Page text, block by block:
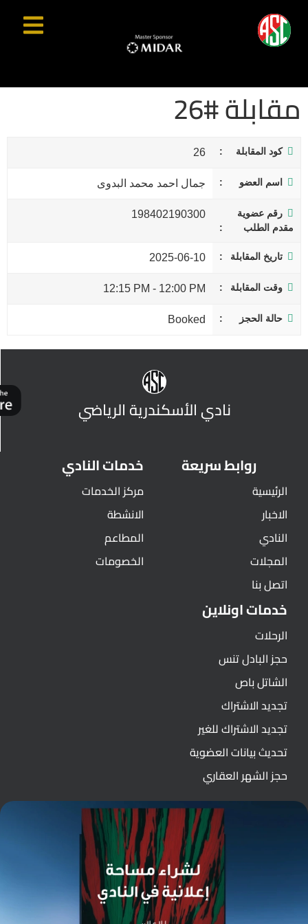
مقابلة #26
كود المقابلة 26
اسم العضو جمال احمد محمد البدوى
رقم عضوية
مقدم الطلب
198402190300
تاريخ المقابلة 2025-06-10
وقت المقابلة 12:00 PM
-
12:15 PM
حالة الحجز Booked
نادي الأسكندرية الرياضي
روابط سريعة
الرئيسية
الاخبار
النادي
المجلات
اتصل بنا
خدمات النادي
مركز الخدمات
الانشطة
المطاعم
الخصومات
خدمات اونلاين
الرحلات
حجز البادل تنس
الشاتل باص
تجديد الاشتراك
تجديد الاشتراك للغير
تحديث بيانات العضوية
حجز الشهر العقاري